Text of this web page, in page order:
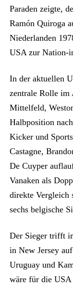
Paraden zeigte,
Ramón Quiroga
Niederlanden
USA zur Nation-
In der aktuellen
zentrale Rolle im
Mittelfeld,
Halbposition
Kicker und
Castagne,
De Cuyper
Vanaken als
direkte Vergleich
sechs belgische
Der Sieger trifft
in New Jersey
Uruguay und
wäre für die